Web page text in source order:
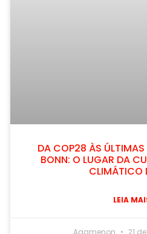
DA COP28 ÀS
BONN: O LUGAR DA
CLIMÁTICO
LEIA